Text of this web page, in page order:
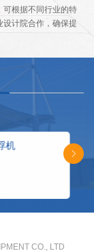
可根据不同行业的特
设计院合作，确保提
机
CO., LTD